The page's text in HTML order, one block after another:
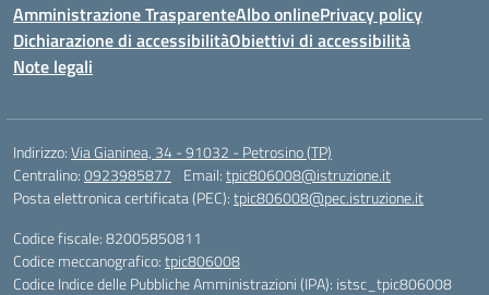
Amministrazione TrasparenteAlbo onlinePrivacy policy
Dichiarazione di accessibilitàObiettivi di accessibilità
Note legali
Indirizzo:Via Gianinea, 34 - 91032 - Petrosino (TP)
Centralino:0923985877 Email:tpic806008@istruzione.it
Posta elettronica certificata (PEC):tpic806008@pec.istruzione.it
Codice fiscale: 82005850811
Codice meccanografico:tpic806008
Codice Indice delle Pubbliche Amministrazioni (IPA): istsc_tpic806008